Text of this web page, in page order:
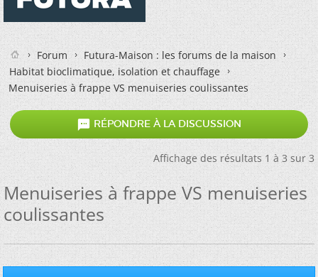
Forum
Futura-Maison : les forums de la maison
Habitat bioclimatique, isolation et chauffage
Menuiseries à frappe VS menuiseries coulissantes
 RÉPONDRE À LA DISCUSSION
Affichage des résultats 1 à 3 sur 3
Menuiseries à frappe VS menuiseries
coulissantes